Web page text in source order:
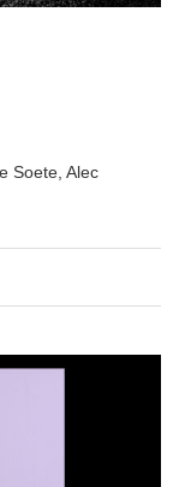
Soete, Alec